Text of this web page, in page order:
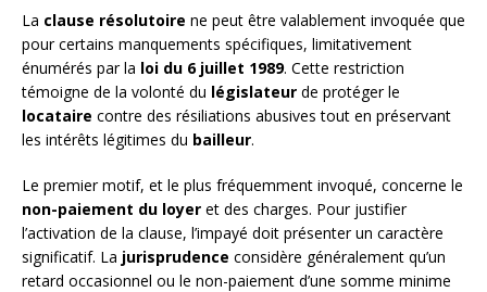
La clause résolutoire ne peut être valablement invoquée que
pour certains manquements spécifiques, limitativement
énumérés par la loi du 6 juillet 1989. Cette restriction
témoigne de la volonté du législateur de protéger le
locataire contre des résiliations abusives tout en préservant
les intérêts légitimes du bailleur.
Le premier motif, et le plus fréquemment invoqué, concerne le
non-paiement du loyer et des charges. Pour justifier
l’activation de la clause, l’impayé doit présenter un caractère
significatif. La jurisprudence considère généralement qu’un
retard occasionnel ou le non-paiement d’une somme minime